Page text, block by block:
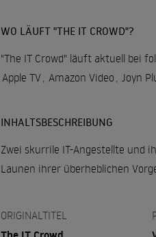
WO LÄUFT "THE IT CROWD"?
"The IT Crowd" läuft aktuell bei
Apple TV
Amazon Video Joyn
INHALTSBESCHREIBUNG
Zwei skurrile IT-Angestellte und
Launen ihrer überheblichen
ORIGINALTITEL